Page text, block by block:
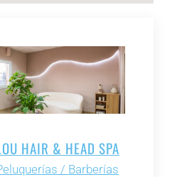
HAIR & HEAD SPA
/ Barberías